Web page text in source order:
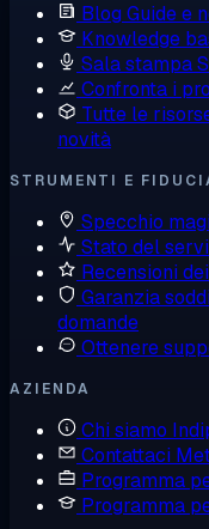
Blog Guide e
Knowledge
Sala stampa
Confronta i
Tutte le
novità
STRUMENTI E
Specchio
Stato del
Recensioni
Garanzia
domande
Ottenere
AZIENDA
Chi siamo
Contattaci
Programma
Programma